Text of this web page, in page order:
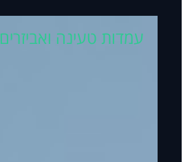
עמדות טעינה ואביזרים